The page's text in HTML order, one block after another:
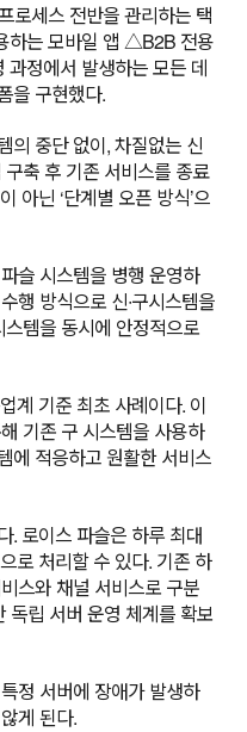
로세스 전반을 관리하는 택
하는 모바일 앱 △B2B 전용
과정에서 발생하는 모든 데
을 구현했다.
의 중단 없이, 차질없는 신
축 후 기존 서비스를 종료
아닌 ‘단계별 오픈 방식’으
슬 시스템을 병행 운영하
행 방식으로 신∙구시스템을
템을 동시에 안정적으로
계 기준 최초 사례이다. 이
기존 구 시스템을 사용하
에 적응하고 원활한 서비스
. 로이스 파슬은 하루 최대
로 처리할 수 있다. 기존 하
스와 채널 서비스로 구분
독립 서버 운영 체계를 확보
정 서버에 장애가 발생하
게 된다.